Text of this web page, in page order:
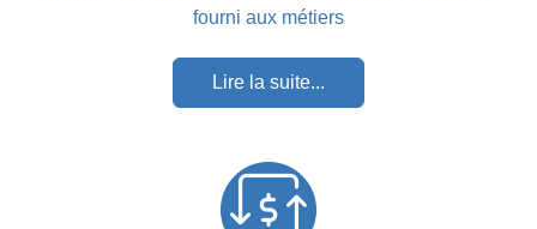
fourni aux métiers
Lire la suite...